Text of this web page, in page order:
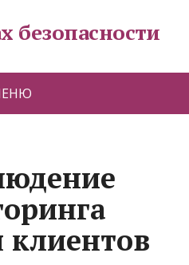
безопасности
клиентов